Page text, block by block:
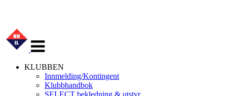
navigasjon
KLUBBEN
Innmelding/Kontingent
Klubbhandbok
SELECT bekledning & utstyr